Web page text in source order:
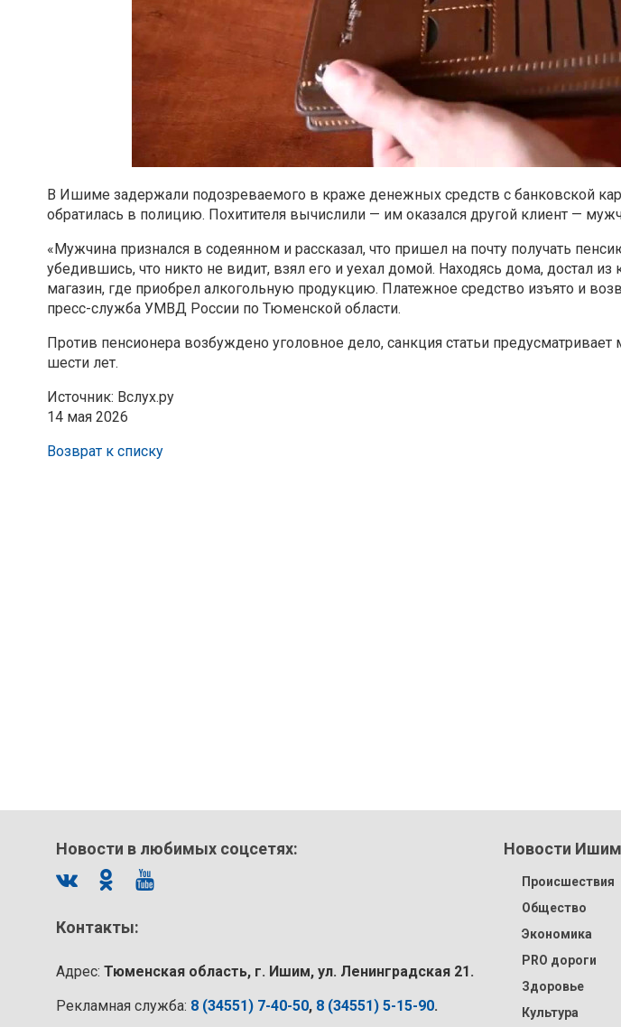
В Ишиме задержали подозреваемого в краже денежных средств с банковской
обратилась в полицию. Похитителя вычислили — им оказался другой клиент —
«Мужчина признался в содеянном и рассказал, что пришел на почту получать
убедившись, что никто не видит, взял его и уехал домой. Находясь дома, достал
магазин, где приобрел алкогольную продукцию. Платежное средство изъято и
пресс-служба УМВД России по Тюменской области.
Против пенсионера возбуждено уголовное дело, санкция статьи
шести лет.
Источник: Вслух.ру
14 мая 2026
Возврат к списку
Новости в любимых соцсетях:
Контакты:
Адрес: Тюменская область, г. Ишим, ул. Ленинградская 21.
Рекламная служба: 8 (34551) 7-40-50, 8 (34551) 5-15-90.
Новости
Происшествия
Общество
Экономика
PRO дороги
Здоровье
Культура